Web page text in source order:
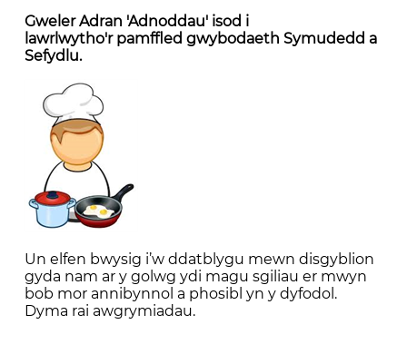
Gweler Adran 'Adnoddau' isod i
lawrlwytho'r pamffled gwybodaeth Symudedd a
Sefydlu.
Un elfen bwysig i’w ddatblygu mewn disgyblion
gyda nam ar y golwg ydi magu sgiliau er mwyn
bob mor annibynnol a phosibl yn y dyfodol.
Dyma rai awgrymiadau.